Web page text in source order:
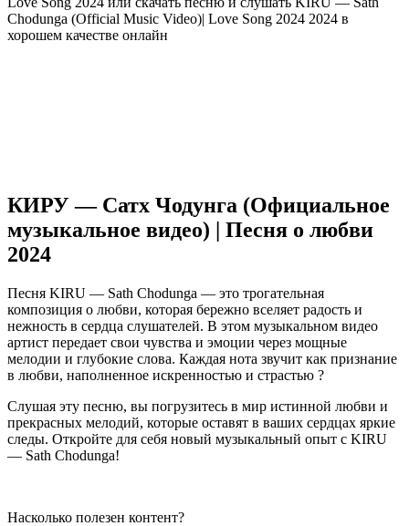
Chodunga (Official Music Video)| Love Song 2024 2024 в
хорошем качестве онлайн
КИРУ — Сатх Чодунга (Официальное
музыкальное видео) | Песня о любви
2024
Песня KIRU — Sath Chodunga — это трогательная
композиция о любви, которая бережно вселяет радость и
нежность в сердца слушателей. В этом музыкальном видео
артист передает свои чувства и эмоции через мощные
мелодии и глубокие слова. Каждая нота звучит как признание
в любви, наполненное искренностью и страстью ?
Слушая эту песню, вы погрузитесь в мир истинной любви и
прекрасных мелодий, которые оставят в ваших сердцах яркие
следы. Откройте для себя новый музыкальный опыт с KIRU
— Sath Chodunga!
Насколько полезен контент?